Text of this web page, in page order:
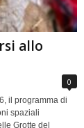
allo
0
il programma di
spaziali
Grotte del